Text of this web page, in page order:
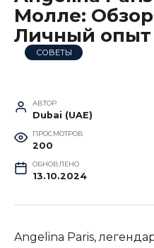
Молле:
Личный опыт
СОВЕТЫ
АВТОР
Dubai (UAE)
ПРОСМОТРОВ
200
ОБНОВЛЕНО
13.10.2024
Angelina Paris,